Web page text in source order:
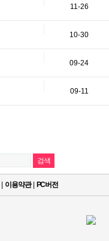
11-26
10-30
09-24
09-11
| 이용약관| PC버전